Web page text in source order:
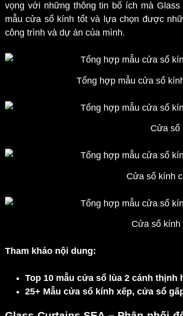
vọng với những thông tin bổ ích mà
mẫu cửa sổ kính tốt và lựa chọn được
công trình và dự án của mình.
Tổng hợp mẫu cửa sổ
Cửa sổ
Cửa sổ kính
Cửa sổ kính
Tham khảo nội dung:
Top 10 mẫu cửa sổ lùa 2 cánh thịnh
25+ Mẫu cửa sổ kính xếp, cửa sổ